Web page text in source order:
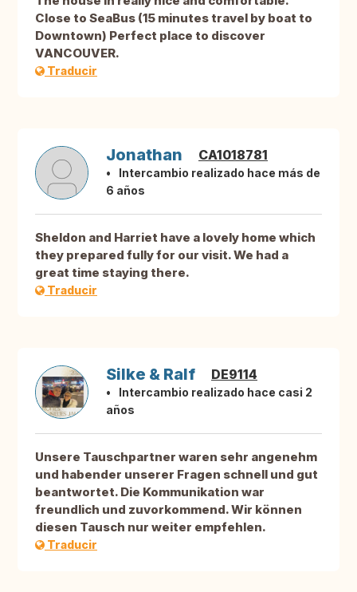
Close to SeaBus (15 minutes travel by boat to
Downtown) Perfect place to discover
VANCOUVER.
Traducir
Jonathan CA1018781
Intercambio realizado hace más de
6 años
Sheldon and Harriet have a lovely home which
they prepared fully for our visit. We had a
great time staying there.
Traducir
Silke & Ralf DE9114
Intercambio realizado hace casi 2
años
Unsere Tauschpartner waren sehr angenehm
und habender unserer Fragen schnell und gut
beantwortet. Die Kommunikation war
freundlich und zuvorkommend. Wir können
diesen Tausch nur weiter empfehlen.
Traducir